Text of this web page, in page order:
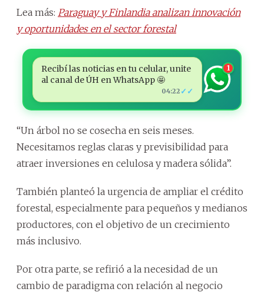
Lea más: Paraguay y Finlandia analizan innovación
y oportunidades en el sector forestal
Recibí las noticias en tu celular, unite
al canal de ÚH en WhatsApp 🤩
04:22 ✓✓
1
“Un árbol no se cosecha en seis meses.
Necesitamos reglas claras y previsibilidad para
atraer inversiones en celulosa y madera sólida”.
También planteó la urgencia de ampliar el crédito
forestal, especialmente para pequeños y medianos
productores, con el objetivo de un crecimiento
más inclusivo.
Por otra parte, se refirió a la necesidad de un
cambio de paradigma con relación al negocio